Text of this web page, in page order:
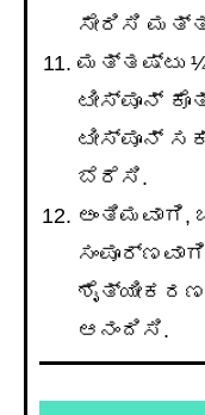
ಸೇರಿಸಿ
ಮತ್ತಷ್ಟು ¼
ಟೀಸ್ಪೂನ್
ಟೀಸ್ಪೂನ್
ಬೆರೆಸಿ.
ಅಂತಿಮವಾಗಿ,
ಆನಂದಿಸಿ.